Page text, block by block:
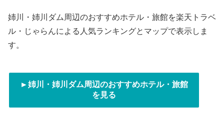
姉川・姉川ダム周辺のおすすめホテル・旅館を楽天トラベ
ル・じゃらんによる人気ランキングとマップで表示しま
す。
►姉川・姉川ダム周辺のおすすめホテル・旅館
を見る